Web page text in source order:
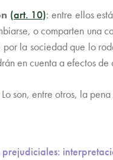
(art. 10): entre ellos
o comparten una
la sociedad que lo
en cuenta a efectos
Lo son, entre otros, la